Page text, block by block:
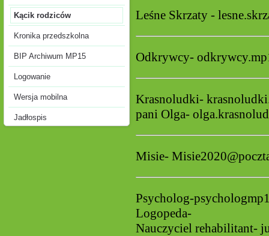
Kącik rodziców
Kronika przedszkolna
BIP Archiwum MP15
Logowanie
Wersja mobilna
Jadłospis
Leśne Skrzaty -
Odkrywcy-
Krasnoludki-
pani Olga-
Misie-
Psycholog-
Logopeda-
Nauczyciel rehabilitant-